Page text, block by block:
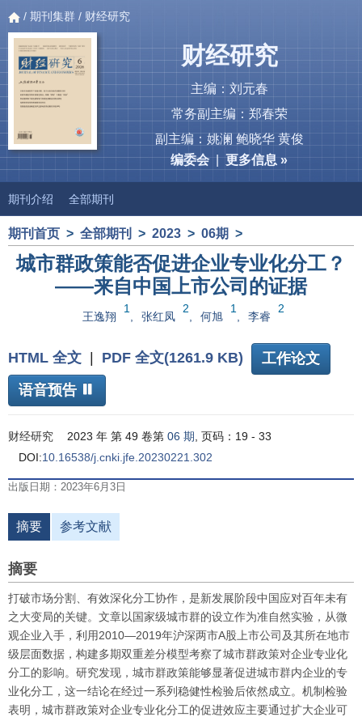
/ 期刊集群 / 财经研究
财经研究
主编：刘元春
常务副主编：郑春荣
副主编：姚澜 鲍晓华 黄俊
编委会|更多信息 »
期刊介绍 全部期刊
期刊首页 > 全部期刊 > 2023 > 06期 >
城市群政策能否促进企业专业化分工？
——来自中国上市公司的证据
王逸翔
1
张红凤
2
何旭
1
李睿
2
HTML 全文 PDF 全文(1261.9 KB)
工作论文
语音预告
财经研究 2023 年 第 49 卷第 06 期 , 页码：19 - 33
DOI:10.16538/j.cnki.jfe.20230221.302
出版日期：2023年6月3日
摘要 参考文献
摘要
打破市场分割、有效深化分工协作，是新发展阶段中国应对百年未有
之大变局的关键。文章以国家级城市群的设立作为准自然实验，从微
观企业入手，利用2010—2019年沪深两市A股上市公司及其所在地市
级层面数据，构建多期双重差分模型考察了城市群政策对企业专业化
分工的影响。研究发现，城市群政策能够显著促进城市群内企业的专
业化分工，这一结论在经过一系列稳健性检验后依然成立。机制检验
表明，城市群政策对企业专业化分工的促进效应主要通过扩大企业可